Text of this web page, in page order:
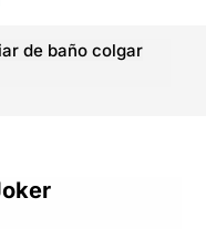
de baño colgar